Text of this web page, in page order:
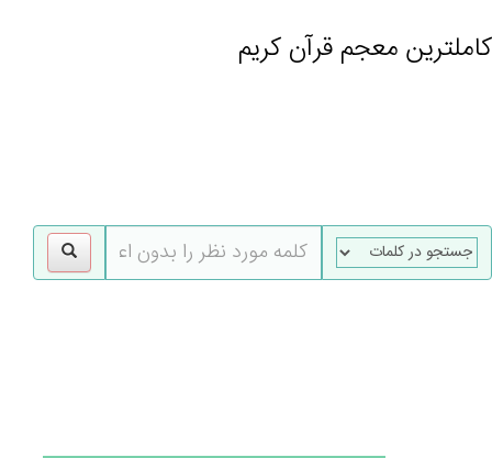
کاملترین معجم قرآن کریم